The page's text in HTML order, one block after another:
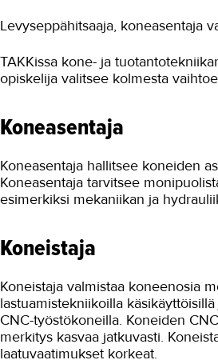
Levyseppähitsaaja, koneasentaja
TAKKissa kone- ja
opiskelija valitsee kolmesta
Koneasentaja
Koneasentaja hallitsee koneiden
Koneasentaja tarvitsee
esimerkiksi mekaniikan ja
Koneistaja
Koneistaja valmistaa koneenosia
lastuamistekniikoilla
CNC-työstökoneilla. Koneiden
merkitys kasvaa jatkuvasti.
laatuvaatimukset korkeat.